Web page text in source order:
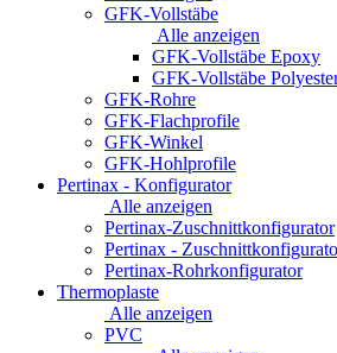
GFK-Vollstäbe
Alle anzeigen
GFK-Vollstäbe Epoxy
GFK-Vollstäbe
GFK-Rohre
GFK-Flachprofile
GFK-Winkel
GFK-Hohlprofile
Pertinax - Konfigurator
Alle anzeigen
Pertinax-Zuschnittkonfigurator
Pertinax -
Pertinax-Rohrkonfigurator
Thermoplaste
Alle anzeigen
PVC